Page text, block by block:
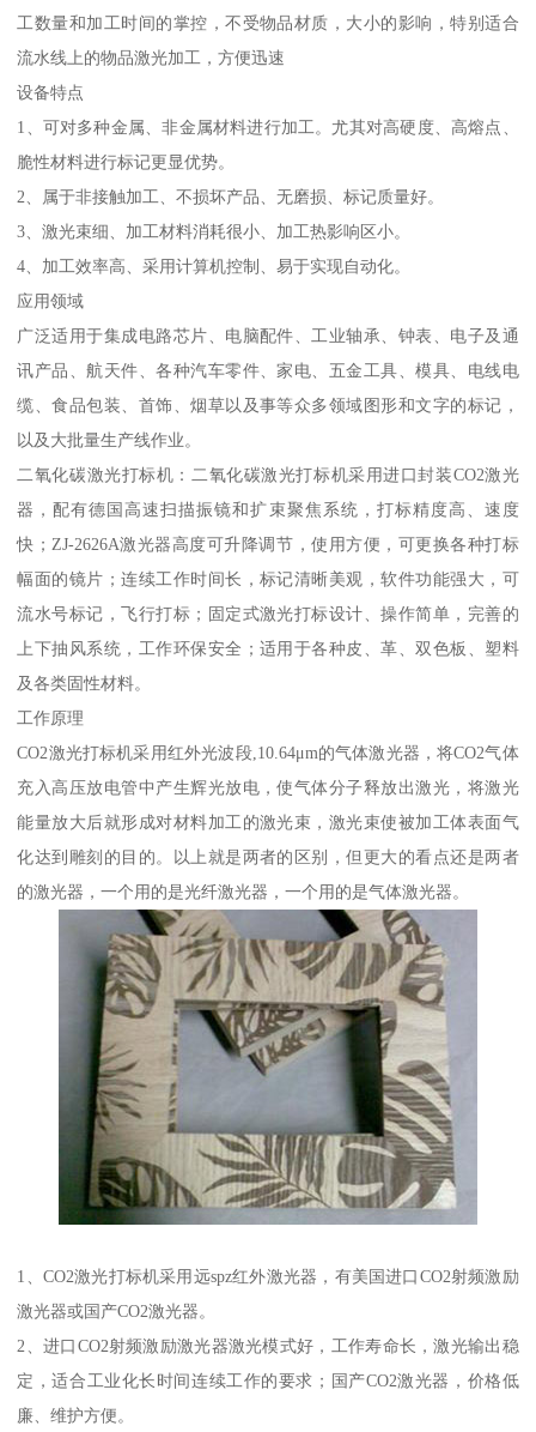
工数量和加工时间的掌控，不受物品材质，大小的影响，特别适合
流水线上的物品激光加工，方便迅速
设备特点
1、可对多种金属、非金属材料进行加工。尤其对高硬度、高熔点、
脆性材料进行标记更显优势。
2、属于非接触加工、不损坏产品、无磨损、标记质量好。
3、激光束细、加工材料消耗很小、加工热影响区小。
4、加工效率高、采用计算机控制、易于实现自动化。
应用领域
广泛适用于集成电路芯片、电脑配件、工业轴承、钟表、电子及通
讯产品、航天件、各种汽车零件、家电、五金工具、模具、电线电
缆、食品包装、首饰、烟草以及事等众多领域图形和文字的标记，
以及大批量生产线作业。
二氧化碳激光打标机：二氧化碳激光打标机采用进口封装CO2激光
器，配有德国高速扫描振镜和扩束聚焦系统，打标精度高、速度
快；ZJ-2626A激光器高度可升降调节，使用方便，可更换各种打标
幅面的镜片；连续工作时间长，标记清晰美观，软件功能强大，可
流水号标记，飞行打标；固定式激光打标设计、操作简单，完善的
上下抽风系统，工作环保安全；适用于各种皮、革、双色板、塑料
及各类固性材料。
工作原理
CO2激光打标机采用红外光波段,10.64μm的气体激光器，将CO2气体
充入高压放电管中产生辉光放电，使气体分子释放出激光，将激光
能量放大后就形成对材料加工的激光束，激光束使被加工体表面气
化达到雕刻的目的。以上就是两者的区别，但更大的看点还是两者
的激光器，一个用的是光纤激光器，一个用的是气体激光器。
1、CO2激光打标机采用远spz红外激光器，有美国进口CO2射频激励
激光器或国产CO2激光器。
2、进口CO2射频激励激光器激光模式好，工作寿命长，激光输出稳
定，适合工业化长时间连续工作的要求；国产CO2激光器，价格低
廉、维护方便。